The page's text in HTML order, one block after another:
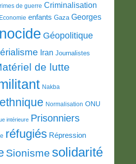
de guerre Criminalisation
Economie enfants Gaza Georges
Géopolitique
Iran Journalistes
de lutte
Nakba
Normalisation ONU
intérieure Prisonniers
réfugiés Répression
Sionisme solidarité